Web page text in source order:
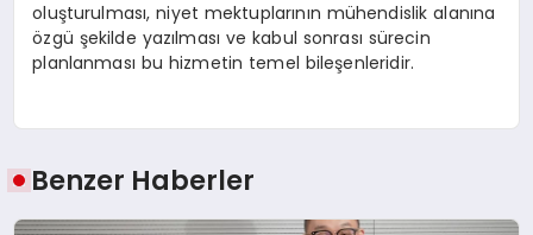
oluşturulması, niyet mektuplarının mühendislik alanına
özgü şekilde yazılması ve kabul sonrası sürecin
planlanması bu hizmetin temel bileşenleridir.
Benzer Haberler